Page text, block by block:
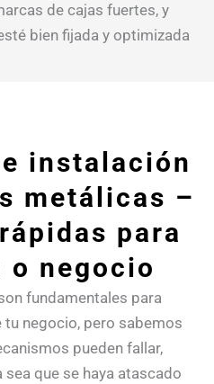
de cajas fuertes, y
bien fijada y optimizada
instalación
metálicas –
para
negocio
fundamentales para
negocio, pero sabemos
pueden fallar,
que se haya atascado